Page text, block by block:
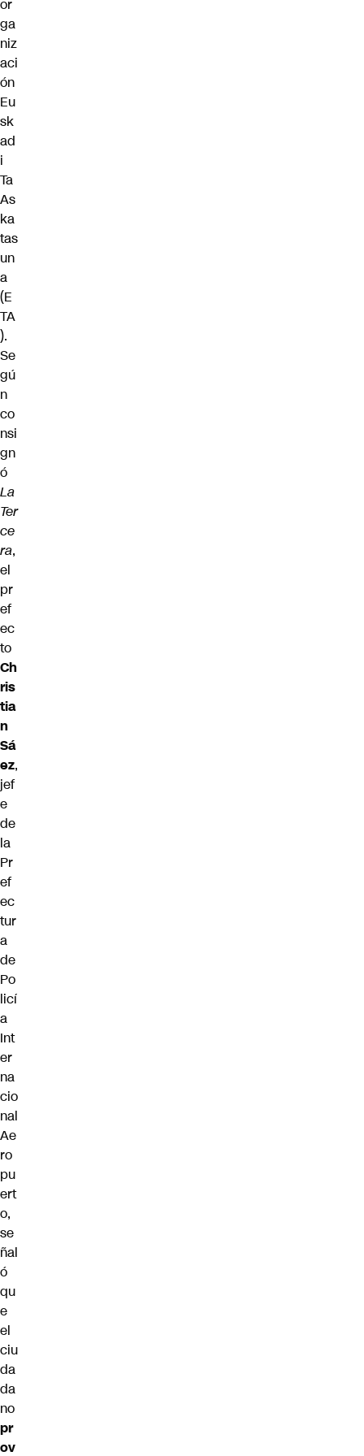
or
ga
niz
aci
ón
Eu
sk
ad
i
Ta
As
ka
tas
un
a
(E
TA
).
Se
gú
n
co
nsi
gn
ó
La
Ter
ce
ra,
el
pr
ef
ec
to
Ch
ris
tia
n
Sá
ez,
jef
e
de
la
Pr
ef
ec
tur
a
de
Po
licí
a
Int
er
na
cio
nal
Ae
ro
pu
ert
o,
se
ñal
ó
qu
e
el
ciu
da
da
no
pr
ov